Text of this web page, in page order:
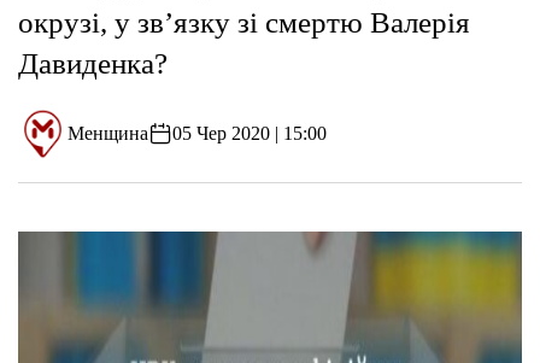
окрузі, у зв’язку зі смертю Валерія
Давиденка?
Менщина 05 Чер 2020 | 15:00